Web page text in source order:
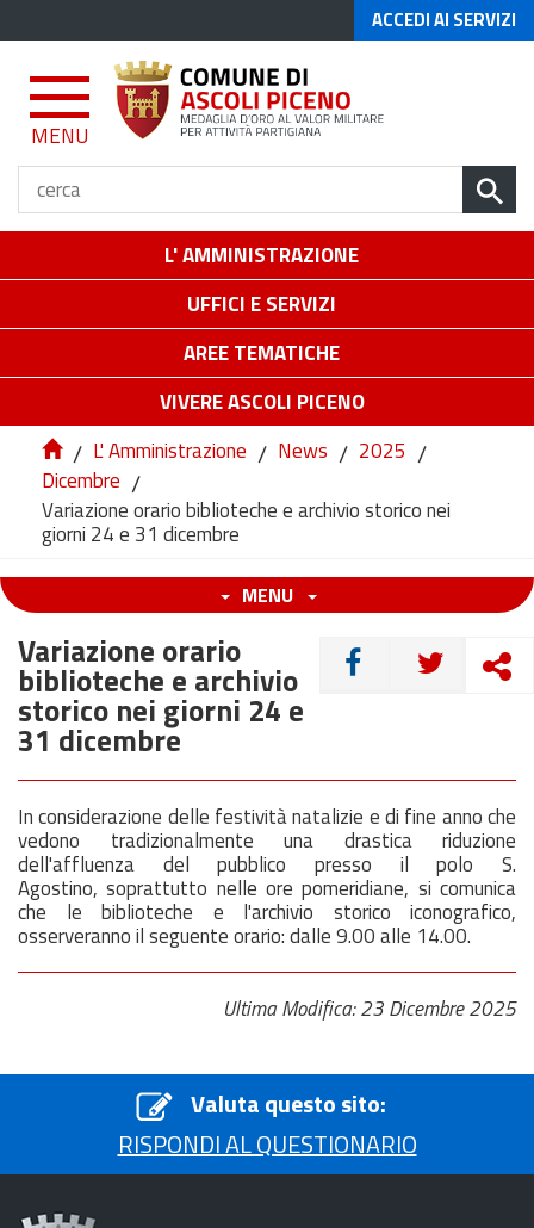
ACCEDI AI SERVIZI
MENU
L' AMMINISTRAZIONE
UFFICI E SERVIZI
AREE TEMATICHE
VIVERE ASCOLI PICENO
/ L' Amministrazione / News / 2025 /
Dicembre /
Variazione orario biblioteche e archivio storico nei
giorni 24 e 31 dicembre
MENU
CONDIVIDI
Variazione orario
biblioteche e archivio
storico nei giorni 24 e
31 dicembre
In considerazione delle festività natalizie e di fine anno che
vedono tradizionalmente una drastica riduzione
dell'affluenza del pubblico presso il polo S.
Agostino, soprattutto nelle ore pomeridiane, si comunica
che le biblioteche e l'archivio storico iconografico,
osserveranno il seguente orario: dalle 9.00 alle 14.00.
Ultima Modifica: 23 Dicembre 2025
Valuta questo sito:
RISPONDI AL QUESTIONARIO